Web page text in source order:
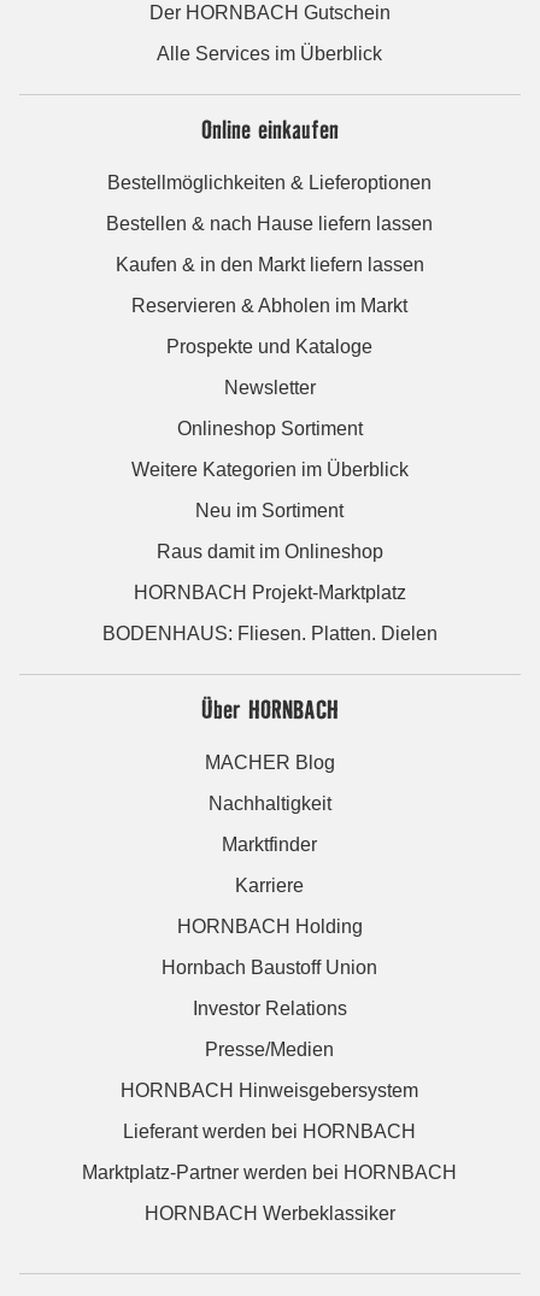
Der HORNBACH Gutschein
Alle Services im Überblick
Online einkaufen
Bestellmöglichkeiten & Lieferoptionen
Bestellen & nach Hause liefern lassen
Kaufen & in den Markt liefern lassen
Reservieren & Abholen im Markt
Prospekte und Kataloge
Newsletter
Onlineshop Sortiment
Weitere Kategorien im Überblick
Neu im Sortiment
Raus damit im Onlineshop
HORNBACH Projekt-Marktplatz
BODENHAUS: Fliesen. Platten. Dielen
Über HORNBACH
MACHER Blog
Nachhaltigkeit
Marktfinder
Karriere
HORNBACH Holding
Hornbach Baustoff Union
Investor Relations
Presse/Medien
HORNBACH Hinweisgebersystem
Lieferant werden bei HORNBACH
Marktplatz-Partner werden bei HORNBACH
HORNBACH Werbeklassiker